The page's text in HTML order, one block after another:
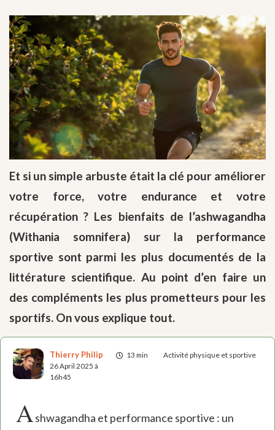
Et si un simple arbuste était la clé pour améliorer
votre force, votre endurance et votre
récupération ? Les bienfaits de l’ashwagandha
(Withania somnifera) sur la performance
sportive sont parmi les plus documentés de la
littérature scientifique. Au point d’en faire un
des compléments les plus prometteurs pour les
sportifs. On vous explique tout.
13 min Activité physique et sportive
Thierry Philip
26 April 2025 à
16h45
Ashwagandha et performance sportive : un